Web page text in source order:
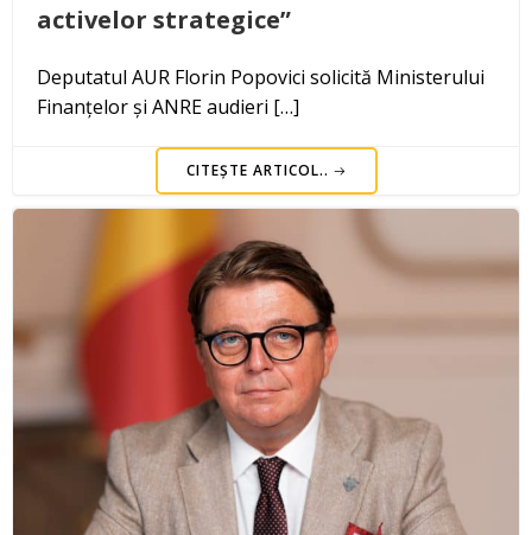
activelor strategice”
Deputatul AUR Florin Popovici solicită Ministerului
Finanțelor și ANRE audieri […]
CITEȘTE ARTICOL..